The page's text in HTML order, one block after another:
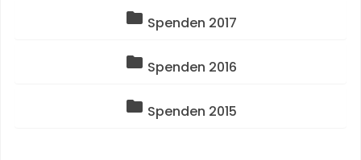
folder Spenden 2017
folder Spenden 2016
folder Spenden 2015